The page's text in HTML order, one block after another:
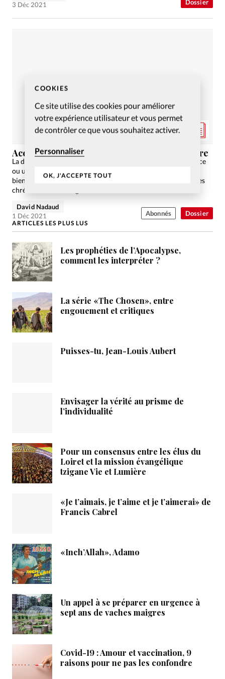
COOKIES
Ce site utilise des cookies pour améliorer
votre expérience utilisateur et vous permet
de contrôler ce que vous souhaitez activer.
Personnaliser
OK, J'ACCEPTE TOUT
Dossier
3 Déc 2021
Dossier
Accompagner son enfant qui se dit transgenre
La dysphorie du genre, est-ce juste un passage de l’adolescence
ou une crise plus profonde? Dans les deux cas, douceur et
bienveillance restent de mise pour les parents comme pour les
chrétiens au sens large.…
David Nadaud
1 Déc 2021
Abonnés
ARTICLES LES PLUS LUS
Les prophéties de l’Apocalypse,
comment les interpréter ?
La série «The Chosen», entre
engouement et critiques
Puisses-tu, Jean-Louis Aubert
Envisager la vérité au prisme de
l’individualité
Pour un consensus entre les élus du
Loiret et la mission évangélique
tzigane Vie et Lumière
«Je t’aimais, je t’aime et je t’aimerai» de
Francis Cabrel
«Inch’Allah», Adamo
Un appel à se préparer en urgence à
sept ans de vaches maigres
Covid-19 : Amour et vaccination, 9
raisons pour ne pas les confondre